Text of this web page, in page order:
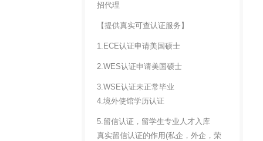
招代理
【提供真实可查认证服务】
1.ECE认证申请美国硕士
2.WES认证申请美国硕士
3.WSE认证未正常毕业
4.境外使馆学历认证
5.留信认证，留学生专业人才入库
真实留信认证的作用(私企，外企，荣